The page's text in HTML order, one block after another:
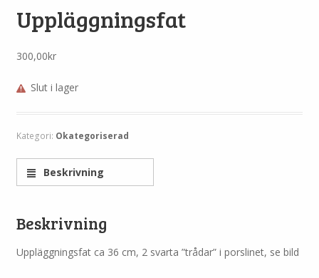
Uppläggningsfat
300,00kr
Slut i lager
Kategori: Okategoriserad
Beskrivning
Beskrivning
Uppläggningsfat ca 36 cm, 2 svarta ”trådar” i porslinet, se bild